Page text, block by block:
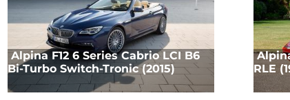
Alpina F12 6 Series Cabrio LCI B6
Bi-Turbo Switch-Tronic (2015)
RLE